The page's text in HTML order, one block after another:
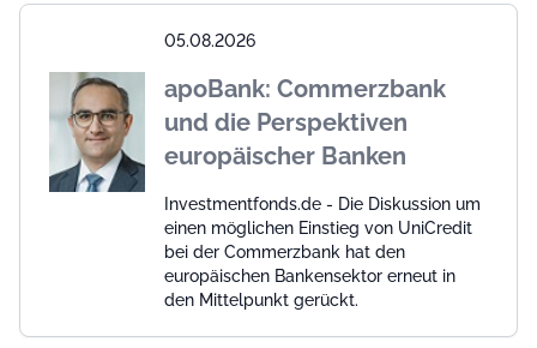
05.08.2026
apoBank: Commerzbank
und die Perspektiven
europäischer Banken
Investmentfonds.de - Die Diskussion um
einen möglichen Einstieg von UniCredit
bei der Commerzbank hat den
europäischen Bankensektor erneut in
den Mittelpunkt gerückt.